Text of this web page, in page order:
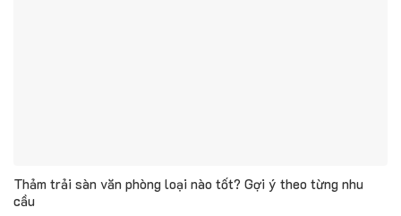
Thảm trải sàn văn phòng loại nào tốt? Gợi ý theo từng nhu
cầu